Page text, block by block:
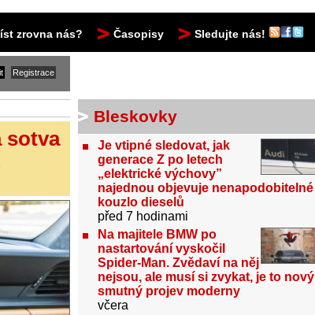
zrovna nás? Časopisy Sledujte nás!
sotva
Bleskovky
Je vtipné sledovat, jak
generace Z po letech
„elektrické výchovy”
najednou objevuje nenapodobitelné
kouzlo dieselů
před 7 hodinami
Na majitele BMW po
nastartování vyskočil
Spider-Man. Zvědaví na něj
nejsou, ale musí si zvykat, je to nový
smutný projev moderny
včera